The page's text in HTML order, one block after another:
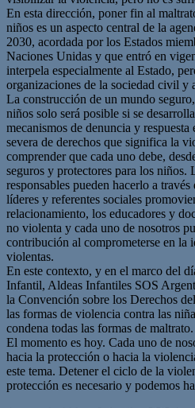
En esta dirección, poner fin al
niños es un aspecto central de la
2030, acordada por los Estados
Naciones Unidas y que entró en
interpela especialmente al Estado,
organizaciones de la sociedad civil y
La construcción de un mundo
niños solo será posible si se
mecanismos de denuncia y
severa de derechos que significa la
comprender que cada uno debe,
seguros y protectores para los niños.
responsables pueden hacerlo a
líderes y referentes sociales
relacionamiento, los educadores y
no violenta y cada uno de nosotros
contribución al comprometerse en la
violentas.
En este contexto, y en el marco del
Infantil, Aldeas Infantiles SOS
la Convención sobre los Derechos
las formas de violencia contra las
condena todas las formas de maltrato.
El momento es hoy. Cada uno de
hacia la protección o hacia la
este tema. Detener el ciclo de la
protección es necesario y podemos